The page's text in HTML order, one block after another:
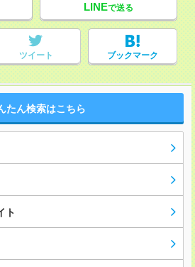
LINEで送る
ツイート ブックマーク
たん検索はこちら
ト